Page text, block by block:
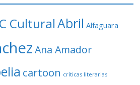
CulturalAbril Alfaguara
Ana Amador
cartoon críticas literarias